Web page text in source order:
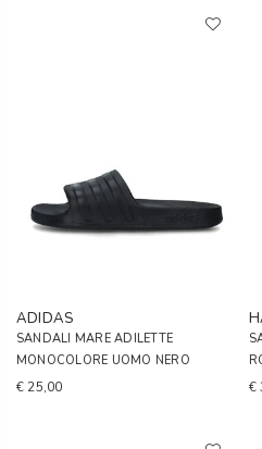
ADIDAS
SANDALI MARE ADILETTE
MONOCOLORE UOMO NERO
€ 25,00 €